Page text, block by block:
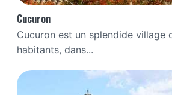
Cucuron
Cucuron est un splendide village
habitants, dans...